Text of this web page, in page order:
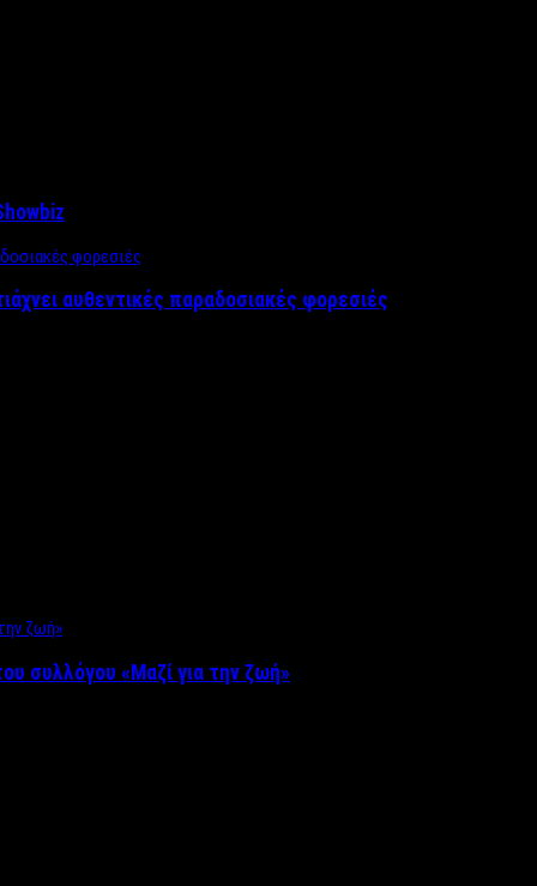
αυθεντικές παραδοσιακές φορεσιές
συλλόγου «Μαζί για την ζωή»